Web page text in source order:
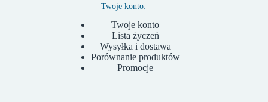
Twoje konto:
Twoje konto
Lista życzeń
Wysyłka i dostawa
Porównanie produktów
Promocje